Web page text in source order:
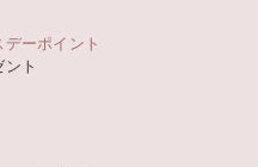
デーポイント
ント